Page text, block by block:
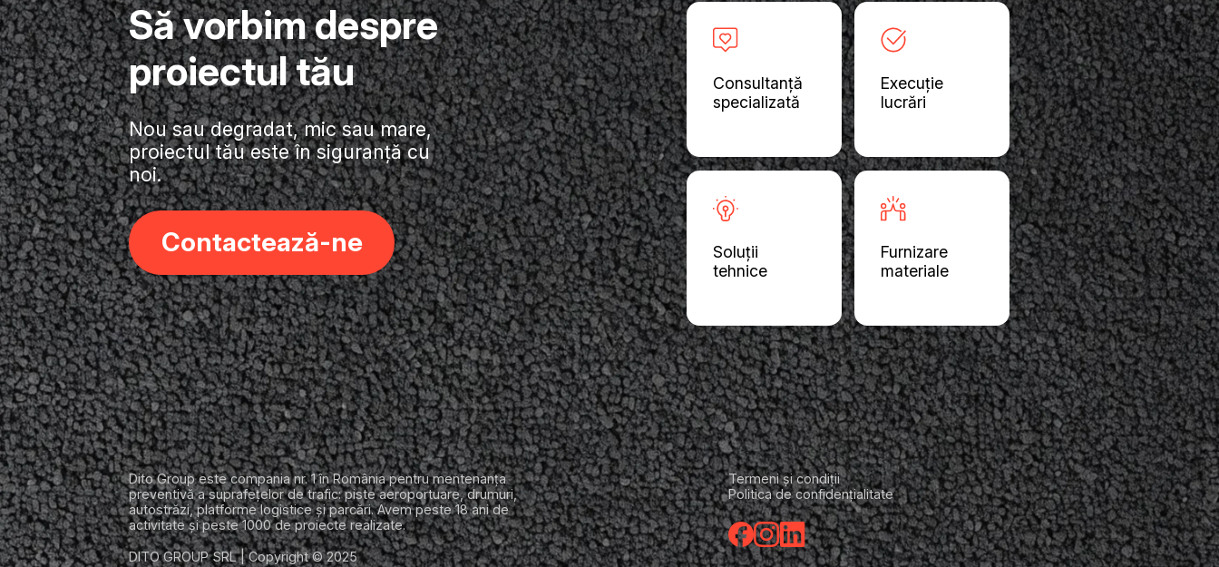
Să vorbim despre
proiectul tău
Nou sau degradat, mic sau mare,
proiectul tău este în siguranță cu
noi.
Contactează-ne
Consultanță
specializată
Execuție
lucrări
Soluții
tehnice
Furnizare
materiale
Dito Group este compania nr. 1 în România pentru mentenanța
preventivă a suprafețelor de trafic: piste aeroportuare, drumuri,
autostrăzi, platforme logistice și parcări. Avem peste 18 ani de
activitate și peste 1000 de proiecte realizate.
DITO GROUP SRL | Copyright © 2025
Termeni și condiții
Politica de confidențialitate